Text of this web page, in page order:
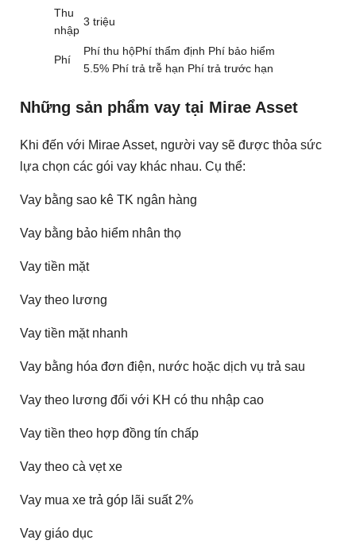
Thu
nhập
3 triệu
Phí
Phí thu hộPhí thẩm định Phí bảo hiểm
5.5% Phí trả trễ hạn Phí trả trước hạn
Những sản phẩm vay tại Mirae Asset
Khi đến với Mirae Asset, người vay sẽ được thỏa sức
lựa chọn các gói vay khác nhau. Cụ thể:
Vay bằng sao kê TK ngân hàng
Vay bằng bảo hiểm nhân thọ
Vay tiền mặt
Vay theo lương
Vay tiền mặt nhanh
Vay bằng hóa đơn điện, nước hoặc dịch vụ trả sau
Vay theo lương đối với KH có thu nhập cao
Vay tiền theo hợp đồng tín chấp
Vay theo cà vẹt xe
Vay mua xe trả góp lãi suất 2%
Vay giáo dục